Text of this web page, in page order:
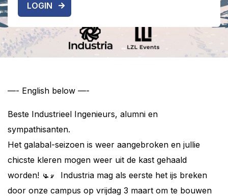
LOGIN
—- English below —-
Beste Industrieel Ingenieurs, alumni en
sympathisanten.
Het galabal-seizoen is weer aangebroken en jullie
chicste kleren mogen weer uit de kast gehaald
worden!
Industria mag als eerste het ijs breken
door onze campus op vrijdag 3 maart om te bouwen